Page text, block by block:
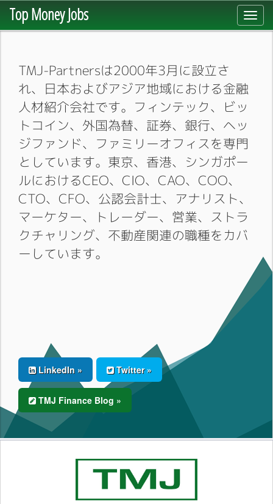
Top Money Jobs
TMJ-Partnersは2000年3月に設立さ
れ、日本およびアジア地域における金融
人材紹介会社です。フィンテック、ビッ
トコイン、外国為替、証券、銀行、ヘッ
ジファンド、ファミリーオフィスを専門
としています。東京、香港、シンガポー
ルにおけるCEO、CIO、CAO、COO、
CTO、CFO、公認会計士、アナリスト、
マーケター、トレーダー、営業、ストラ
クチャリング、不動産関連の職種をカバ
ーしています。
LinkedIn » Twitter »
TMJ Finance Blog »